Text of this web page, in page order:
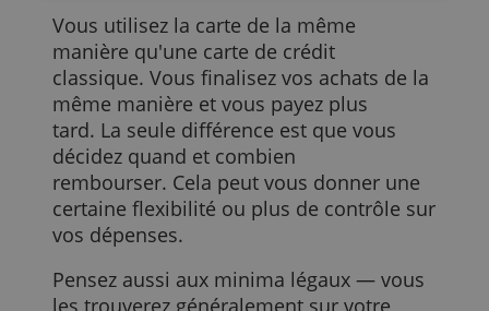
banques et fournisseurs où vous pouvez
obtenir cette carte de crédit. Chez
Beobank, par exemple, vous pouvez
rembourser vos achats de manière
flexible et vous pouvez également le
chez KBC ou Belfius si vous associez un
KBC Flex Budget ou une Belfius
Budgetline à votre carte. Il vous faut
cela faire une demande de crédit selon
les conditions en vigueur.
avec d'autres informations que vous leur avez
fournies ou qu'ils ont collectées lors de votre
utilisation de leurs services.En savoir plus
ACCEPTER TOUT
REFUSER TOUT